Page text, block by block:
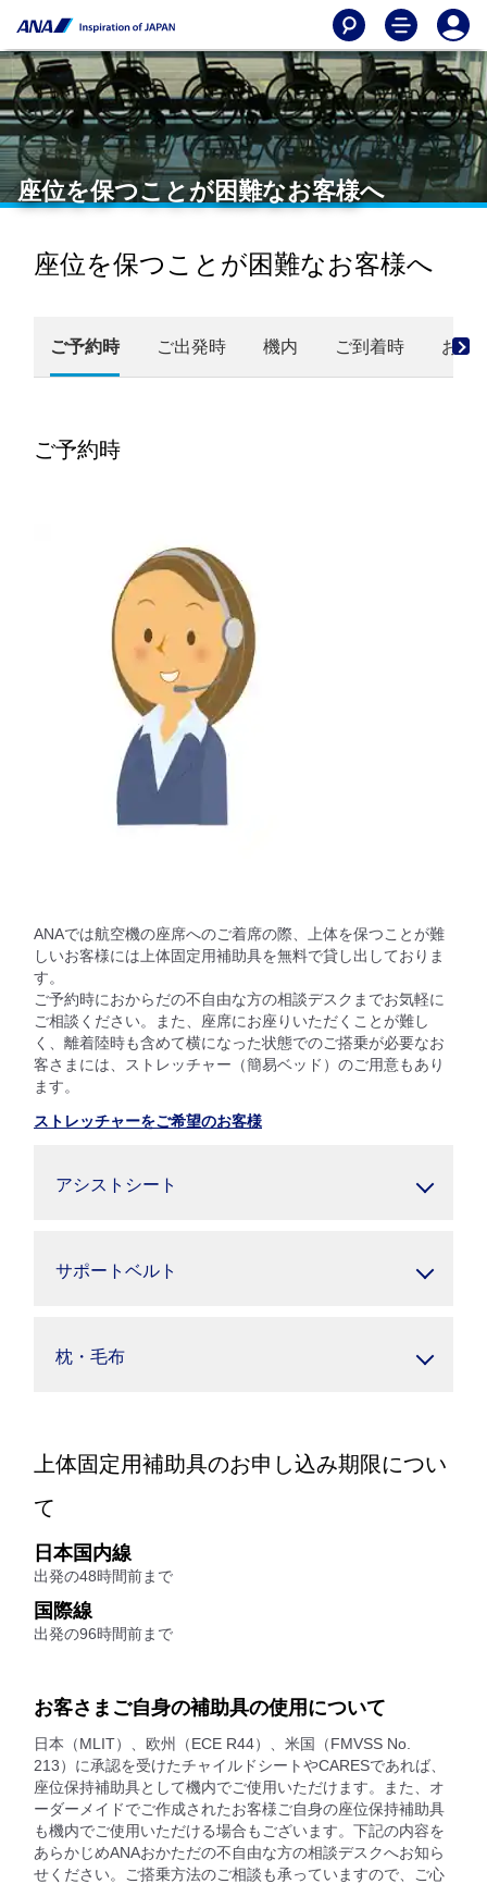
座位を保つことが困難なお客様へ
座位を保つことが困難なお客様へ
ご予約時 ご出発時 機内 ご到着時 お問
ご予約時
ANAでは航空機の座席へのご着席の際、上体を保つことが難
しいお客様には上体固定用補助具を無料で貸し出しておりま
す。
ご予約時におからだの不自由な方の相談デスクまでお気軽に
ご相談ください。また、座席にお座りいただくことが難し
く、離着陸時も含めて横になった状態でのご搭乗が必要なお
客さまには、ストレッチャー（簡易ベッド）のご用意もあり
ます。
ストレッチャーをご希望のお客様
アシストシート
サポートベルト
枕・毛布
上体固定用補助具のお申し込み期限につい
て
日本国内線
出発の48時間前まで
国際線
出発の96時間前まで
お客さまご自身の補助具の使用について
日本（MLIT）、欧州（ECE R44）、米国（FMVSS No.
213）に承認を受けたチャイルドシートやCARESであれば、
座位保持補助具として機内でご使用いただけます。また、オ
ーダーメイドでご作成されたお客様ご自身の座位保持補助具
も機内でご使用いただける場合もございます。下記の内容を
あらかじめANAおかただの不自由な方の相談デスクへお知ら
せください。ご搭乗方法のご相談も承っていますので、ご心